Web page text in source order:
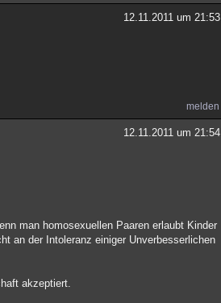
12.11.2011 um 21:53
melden
12.11.2011 um 21:54
man homosexuellen Paaren erlaubt Kinder
an der Intoleranz einiger Unverbesserlichen
akzeptiert.